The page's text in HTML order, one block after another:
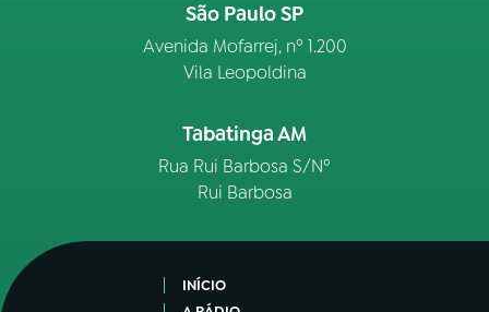
São Paulo SP
Avenida Mofarrej, nº 1.200
Vila Leopoldina
Tabatinga AM
Rua Rui Barbosa S/Nº
Rui Barbosa
INÍCIO